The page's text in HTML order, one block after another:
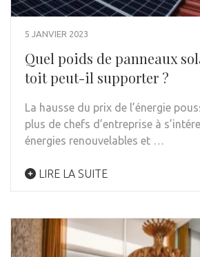
5 JANVIER 2023
Quel poids de panneaux
toit peut-il supporter ?
La hausse du prix de l’énergie
plus de chefs d’entreprise à
énergies renouvelables et …
LIRE LA SUITE